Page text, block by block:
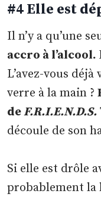
#4 Elle est
Il n’y a qu’une
accro à l’alcool.
L’avez-vous
verre à la main ?
deF.R.I.E.N.D.S.
découle de son
Si elle est drôle
probablement la